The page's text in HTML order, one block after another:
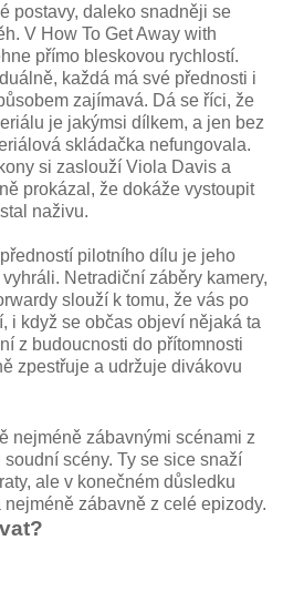
postavy, daleko snadněji se
V How To Get Away with
přímo bleskovou rychlostí.
každá má své přednosti i
zajímavá. Dá se říci, že
je jakýmsi dílkem, a jen bez
skládačka nefungovala.
si zaslouží Viola Davis a
prokázal, že dokáže vystoupit
naživu.
pilotního dílu je jeho
Netradiční záběry kamery,
slouží k tomu, že vás po
i když se občas objeví nějaká ta
z budoucnosti do přítomnosti
zpestřuje a udržuje divákovu
nejméně zábavnými scénami z
scény. Ty se sice snaží
ale v konečném důsledku
zábavně z celé epizody.